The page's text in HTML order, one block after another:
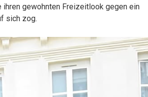
gewohnten Freizeitlook gegen ein
sich zog.